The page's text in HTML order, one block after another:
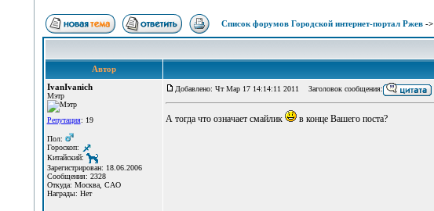
Список форумов Городской интернет-портал Ржев->
Автор
IvanIvanich
Мэтр
Репутация: 19
Пол:
Гороскоп:
Китайский:
Зарегистрирован: 18.06.2006
Сообщения: 2328
Откуда: Москва, САО
Награды: Нет
Добавлено: Чт Мар 17 14:14:11 2011 Заголовок сообщения:
А тогда что означает смайлик в конце Вашего поста?